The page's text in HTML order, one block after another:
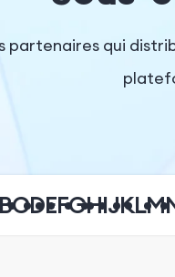
partenaires qui
CDEFGHIJKLM